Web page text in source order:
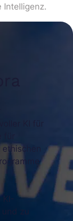
Intelligenz.
zu